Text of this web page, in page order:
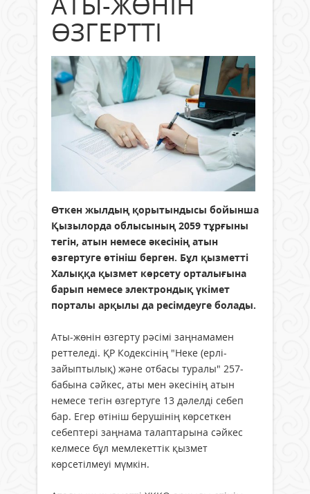
ӨЗГЕРТТІ
Өткен жылдың қорытындысы бойынша
Қызылорда облысының 2059 тұрғыны
тегін, атын немесе әкесінің атын
өзгертуге өтініш берген. Бұл қызметті
Халыққа қызмет көрсету орталығына
барып немесе электрондық үкімет
порталы арқылы да ресімдеуге болады.
Аты-жөнін өзгерту рәсімі заңнамамен
реттеледі. ҚР Кодексінің "Неке (ерлі-
зайыптылық) және отбасы туралы" 257-
бабына сәйкес, аты мен әкесінің атын
немесе тегін өзгертуге 13 дәлелді себеп
бар. Егер өтініш берушінің көрсеткен
себептері заңнама талаптарына сәйкес
келмесе бұл мемлекеттік қызмет
көрсетілмеуі мүмкін.